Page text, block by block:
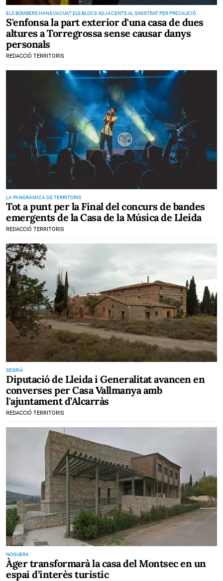
ELS BOMBERS HAN EVACUAT ELS BLOCS ADJACENTS AL SINISTRAT PER PRECAUCIÓ
S'enfonsa la part exterior d'una casa de dues
altures a Torregrossa sense causar danys
personals
REDACCIÓ TERRITORIS
LA PANORÀMICA DE TERRITORIS
Tot a punt per la Final del concurs de bandes
emergents de la Casa de la Música de Lleida
REDACCIÓ TERRITORIS
SEGRIÀ
Diputació de Lleida i Generalitat avancen en
converses per Casa Vallmanya amb
l'ajuntament d’Alcarràs
REDACCIÓ TERRITORIS
NOGUERA
Àger transformarà la casa del Montsec en un
espai d’interès turístic